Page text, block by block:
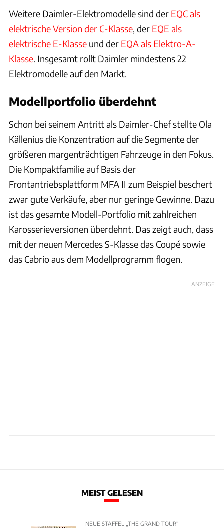
Weitere Daimler-Elektromodelle sind der EQC als
elektrische Version der C-Klasse, der EQE als
elektrische E-Klasse und der EQA als Elektro-A-
Klasse. Insgesamt rollt Daimler mindestens 22
Elektromodelle auf den Markt.
Modellportfolio überdehnt
Schon bei seinem Antritt als Daimler-Chef stellte Ola
Källenius die Konzentration auf die Segmente der
größeren margenträchtigen Fahrzeuge in den Fokus.
Die Kompaktfamilie auf Basis der
Frontantriebsplattform MFA II zum Beispiel beschert
zwar gute Verkäufe, aber nur geringe Gewinne. Dazu
ist das gesamte Modell-Portfolio mit zahlreichen
Karosserieversionen überdehnt. Das zeigt auch, dass
mit der neuen Mercedes S-Klasse das Coupé sowie
das Cabrio aus dem Modellprogramm flogen.
ANZEIGE
MEIST GELESEN
NEUE STAFFEL „THE GRAND TOUR“